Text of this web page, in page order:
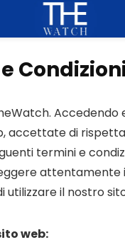
Accedendo
accettate di
termini e
attentamente
utilizzare il nostro
web: